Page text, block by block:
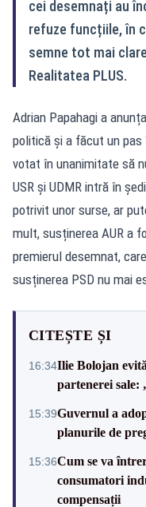
cei desemnați au
refuze funcțiile, în
semne tot mai
Realitatea PLUS.
Adrian Papahagi a
politică și a făcut un
votat în unanimitate să
USR și UDMR intră în
potrivit unor surse, ar
mult, susținerea AUR a
premierul desemnat,
susținerea PSD nu mai
CITEȘTE ȘI
16:34Ilie Bolojan
partenerei sale:
15:39Guvernul a
planurile de
15:36Cum se va
consumatori
compensații